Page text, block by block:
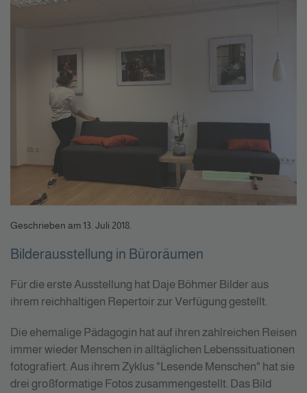
Geschrieben am 13. Juli 2018
Bilderausstellung in Büroräumen
Für die erste Ausstellung hat Daje Böhmer Bilder aus
ihrem reichhaltigen Repertoir zur Verfügung gestellt.
Die ehemalige Pädagogin hat auf ihren zahlreichen Reisen
immer wieder Menschen in alltäglichen Lebenssituationen
fotografiert. Aus ihrem Zyklus "Lesende Menschen" hat sie
drei großformatige Fotos zusammengestellt. Das Bild